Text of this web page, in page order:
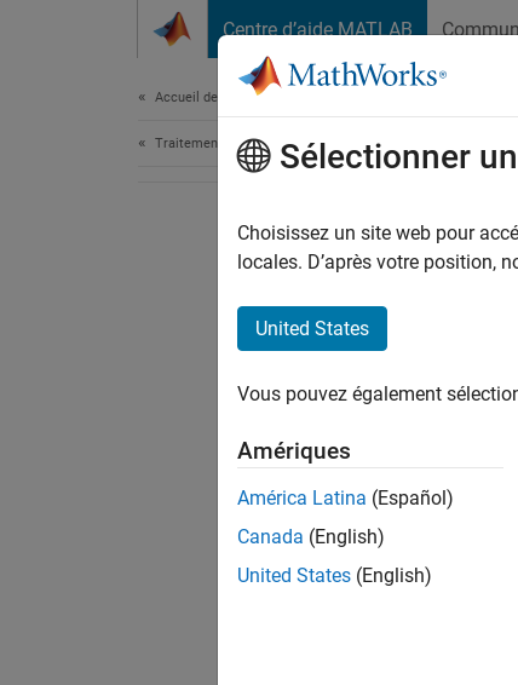
Centre d’aide MATLAB
Accueil de la documentation
Traitement du signal Sélectionner
Choisissez un site web pour
locales. D’après votre position,
United States
Vous pouvez également
Amériques
América Latina (Español)
Canada (English)
United States (English)